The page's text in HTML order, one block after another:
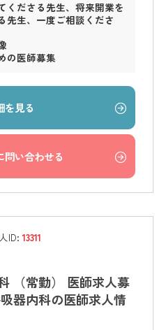
くださる先生、将来開業を
先生、一度ご相談くださ
の医師募集
を見る
問い合わせる
ID:13311
（常勤） 医師求人募
器内科の医師求人情